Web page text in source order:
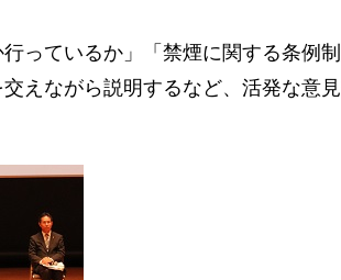
っているか」「禁煙に関する条例
えながら説明するなど、活発な意